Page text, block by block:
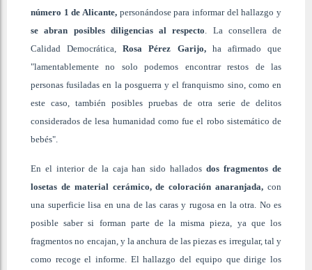
número 1 de Alicante, personándose para informar del hallazgo y
se abran posibles diligencias al respecto . La consellera de
Calidad Democrática,Rosa Pérez Garijo,ha afirmado que
"lamentablemente no solo podemos encontrar restos de las
personas fusiladas en la posguerra y el franquismo sino, como en
este caso, también posibles pruebas de otra serie de delitos
considerados de lesa humanidad como fue el robo sistemático de
bebés".
En el interior de la caja han sido halladosdos fragmentos de
losetas de material cerámico, de coloración anaranjada, con
una superficie lisa en una de las caras y rugosa en la otra. No es
posible saber si forman parte de la misma pieza, ya que los
fragmentos no encajan, y la anchura de las piezas es irregular, tal y
como recoge el informe. El hallazgo del equipo que dirige los